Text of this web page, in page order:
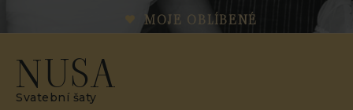
MOJE OBLÍBENÉ
NUSA
Svatební šaty